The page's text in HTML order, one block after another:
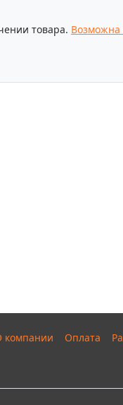
товара. Возможна
компании Оплата